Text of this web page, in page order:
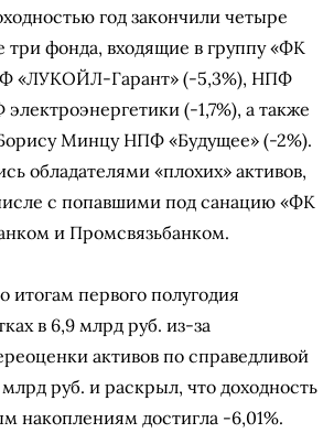
год закончили четыре
фонда, входящие в группу «ФК
«ЛУКОЙЛ-Гарант» (-5,3%), НПФ
(-1,7%), а также
Минцу НПФ «Будущее» (-2%).
обладателями «плохих» активов,
с попавшими под санацию «ФК
и Промсвязьбанком.
первого полугодия
в 6,9 млрд руб. из-за
активов по справедливой
руб. и раскрыл, что доходность
накоплениям достигла -6,01%.